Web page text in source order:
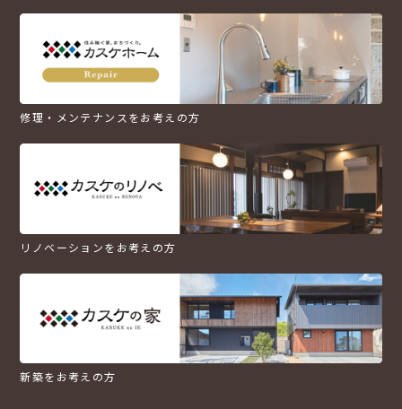
修理・メンテナンスをお考えの方
リノベーションをお考えの方
新築をお考えの方